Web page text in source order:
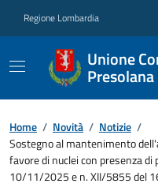
Regione Lombardia
Unione
Presolana
Home / Novità / Notizie /
Sostegno al mantenimento
favore di nuclei con presenza
10/11/2025 e n. XII/5855 del